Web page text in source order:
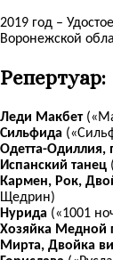
2019 год –
Воронежской
Репертуар:
Леди Макбет
Сильфида
Одетта-Одиллия,
Испанский танец
Кармен, Рок,
Щедрин)
Нурида («1001
Хозяйка Медной
Мирта, Двойка